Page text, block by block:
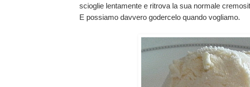
scioglie lentamente e ritrova la sua normale
E possiamo davvero godercelo quando vogliamo.